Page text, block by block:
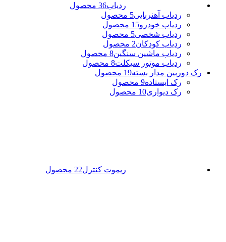
ردیاب36 محصول
ردیاب آهنربایی5 محصول
ردیاب خودرو15 محصول
ردیاب شخصی5 محصول
ردیاب کودکان2 محصول
ردیاب ماشین سنگین8 محصول
ردیاب موتور سیکلت8 محصول
رک دوربین مدار بسته19 محصول
رک ایستاده9 محصول
رک دیواری10 محصول
ریموت کنترل22 محصول